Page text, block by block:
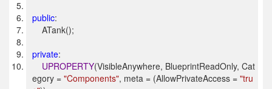
public:
ATank();
private:
UPROPERTY(VisibleAnywhere, BlueprintReadOnly, Cat
egory = "Components", meta = (AllowPrivateAccess = "tru